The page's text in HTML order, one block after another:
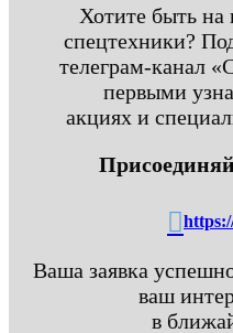
Хотите быть на
спецтехники?
телеграм-канал
первыми
акциях и
Ваша заявка
ваш
в